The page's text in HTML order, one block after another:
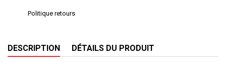
Politique retours
DESCRIPTION DÉTAILS DU PRODUIT